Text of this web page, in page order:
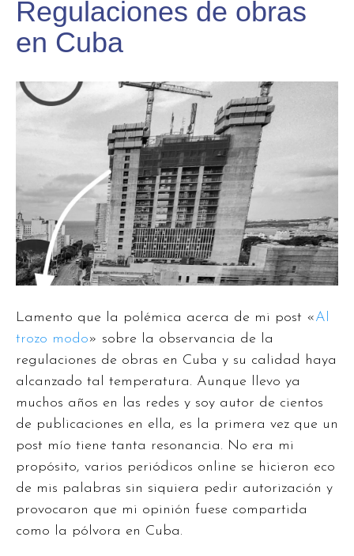
Regulaciones de obras
en Cuba
Lamento que la polémica acerca de mi post «Al
trozo modo» sobre la observancia de la
regulaciones de obras en Cuba y su calidad haya
alcanzado tal temperatura. Aunque llevo ya
muchos años en las redes y soy autor de cientos
de publicaciones en ella, es la primera vez que un
post mío tiene tanta resonancia. No era mi
propósito, varios periódicos online se hicieron eco
de mis palabras sin siquiera pedir autorización y
provocaron que mi opinión fuese compartida
como la pólvora en Cuba.